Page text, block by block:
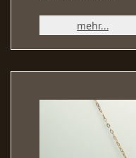
mehr...